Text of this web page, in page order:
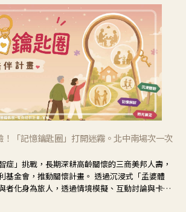
！「記憶鑰匙圈」打開迷霧。北中南場次一次
症」挑戰，長期深耕高齡關懷的三商美邦人壽，
動關懷計畫。 透過沉浸式「孟婆體
者化身為旅人，透過情境模擬、互動討論與卡牌